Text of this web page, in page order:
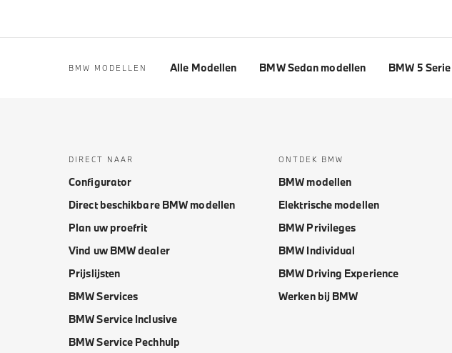
BMW MODELLEN Alle Modellen BMW Sedan modellen BMW 5 Serie
DIRECT NAAR
Configurator
Direct beschikbare BMW modellen
Plan uw proefrit
Vind uw BMW dealer
Prijslijsten
BMW Services
BMW Service Inclusive
BMW Service Pechhulp
ONTDEK BMW
BMW modellen
Elektrische modellen
BMW Privileges
BMW Individual
BMW Driving Experience
Werken bij BMW